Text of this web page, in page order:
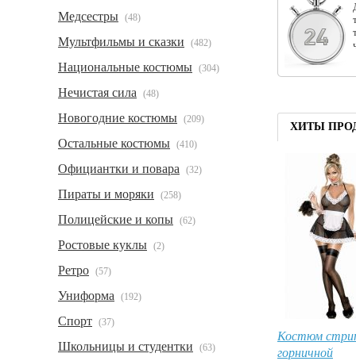
Медсестры (48)
Мультфильмы и сказки (482)
Национальные костюмы (304)
Нечистая сила (48)
Новогодние костюмы (209)
Остальные костюмы (410)
Официантки и повара (32)
Пираты и моряки (258)
Полицейские и копы (62)
Ростовые куклы (2)
Ретро (57)
Униформа (192)
Спорт (37)
Школьницы и студентки (63)
ХИТЫ
Костюм
горничной